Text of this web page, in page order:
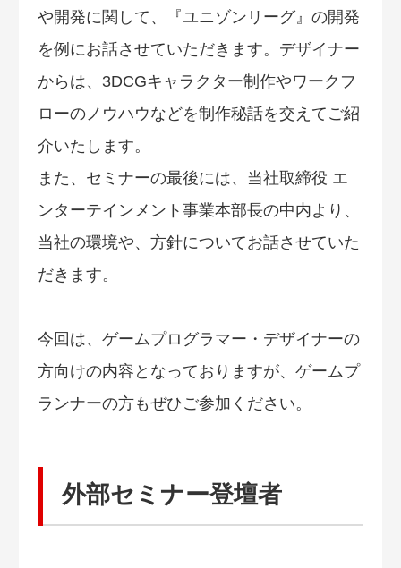
や開発に関して、『ユニゾンリーグ』の開発
を例にお話させていただきます。デザイナー
からは、3DCGキャラクター制作やワークフ
ローのノウハウなどを制作秘話を交えてご紹
介いたします。
また、セミナーの最後には、当社取締役 エ
ンターテインメント事業本部長の中内より、
当社の環境や、方針についてお話させていた
だきます。
今回は、ゲームプログラマー・デザイナーの
方向けの内容となっておりますが、ゲームプ
ランナーの方もぜひご参加ください。
外部セミナー登壇者